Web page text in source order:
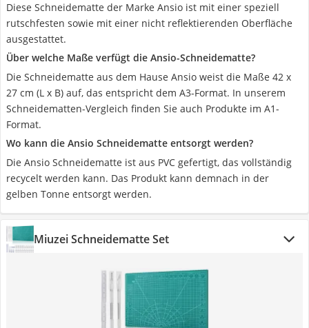
Diese Schneidematte der Marke Ansio ist mit einer speziell
rutschfesten sowie mit einer nicht reflektierenden Oberfläche
ausgestattet.
Über welche Maße verfügt die Ansio-Schneidematte?
Die Schneidematte aus dem Hause Ansio weist die Maße 42 x
27 cm (L x B) auf, das entspricht dem A3-Format. In unserem
Schneidematten-Vergleich finden Sie auch Produkte im A1-
Format.
Wo kann die Ansio Schneidematte entsorgt werden?
Die Ansio Schneidematte ist aus PVC gefertigt, das vollständig
recycelt werden kann. Das Produkt kann demnach in der
gelben Tonne entsorgt werden.
Miuzei Schneidematte Set